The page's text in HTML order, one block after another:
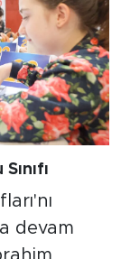
devam